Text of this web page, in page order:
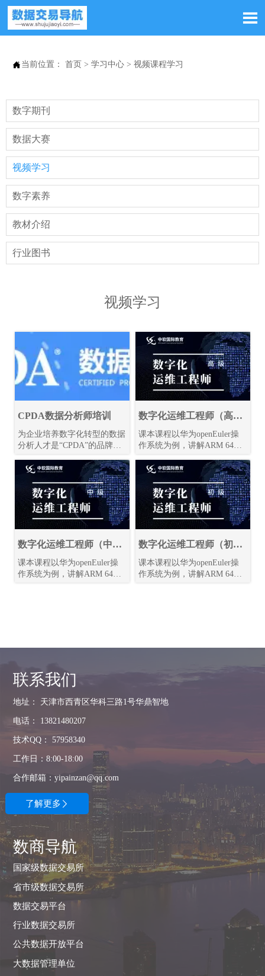

 当前位置： 首页 > 学习中心 > 视频课程学习
数字期刊
数据大赛
视频学习
数字素养
教材介绍
行业图书
视频学习
CPDA数据分析师培训
为企业培养数字化转型的数据
分析人才是“CPDA”的品牌定
务是学员选择“CPDA”品牌的
数字化运维工程师（高
级）视频课程学习
课本课程以华为openEuler操
作系统为例，讲解ARM 64位
维护，包括：鲲鹏ARM64处
理器与openEuler、Linux Shell
命令、文件系统、网络配置管
理、isula容器、A-Tune自动调
优等
数字化运维工程师（中
级）视频课程学习
课本课程以华为openEuler操
作系统为例，讲解ARM 64位
数字化运维工程师（初
级）视频课程学习
课本课程以华为openEuler操
作系统为例，讲解ARM 64位
联系我们
地址： 天津市西青区华科三路1号华鼎智地
电话： 13821480207
技术QQ： 57958340
工作日：8:00-18:00
合作邮箱：yipainzan@qq.com
了解更多 
数商导航
国家级数据交易所
省市级数据交易所
数据交易平台
行业数据交易所
公共数据开放平台
大数据管理单位